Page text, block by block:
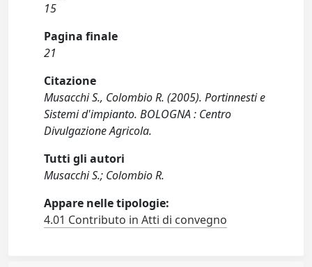
15
Pagina finale
21
Citazione
Musacchi S., Colombio R. (2005). Portinnesti e
Sistemi d'impianto. BOLOGNA : Centro
Divulgazione Agricola.
Tutti gli autori
Musacchi S.; Colombio R.
Appare nelle tipologie:
4.01 Contributo in Atti di convegno